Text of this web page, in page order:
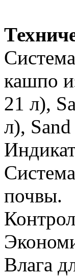
кашпо
21 л),
л),
почвы.
Влага